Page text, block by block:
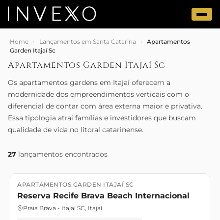
Home › Lançamentos em Santa Catarina ›
Apartamentos
Garden Itajaí Sc
Apartamentos Garden Itajaí Sc
Os apartamentos gardens em Itajaí oferecem a
modernidade dos empreendimentos verticais com o
diferencial de contar com área externa maior e privativa.
Essa tipologia atrai famílias e investidores que buscam
qualidade de vida no litoral catarinense.
27 lançamentos encontrados
Lançamento Novembro/2027
APARTAMENTOS GARDEN ITAJAÍ SC
Reserva Recife Brava Beach Internacional
Praia Brava - Itajaí SC, Itajaí